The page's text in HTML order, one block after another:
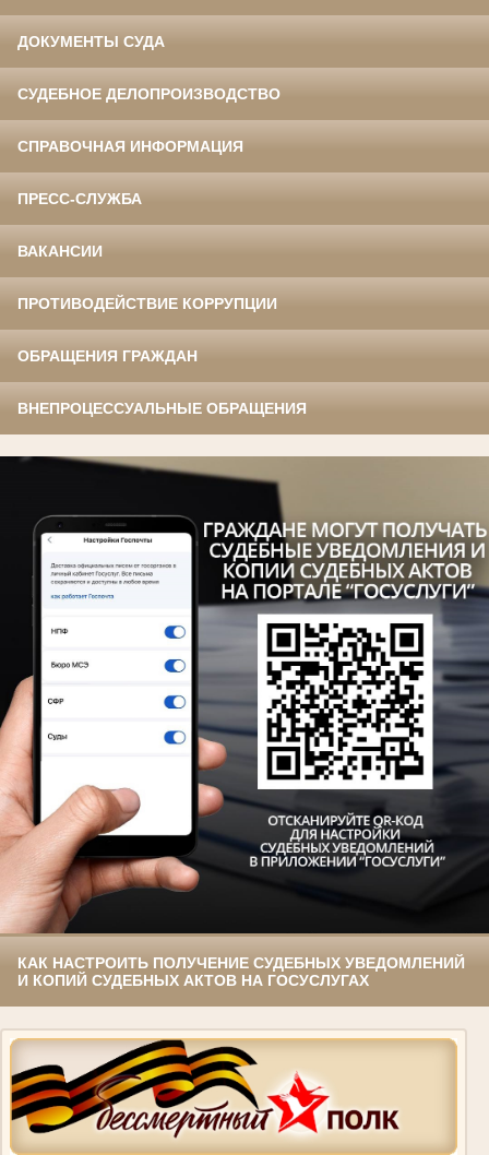
ДОКУМЕНТЫ СУДА
СУДЕБНОЕ ДЕЛОПРОИЗВОДСТВО
СПРАВОЧНАЯ ИНФОРМАЦИЯ
ПРЕСС-СЛУЖБА
ВАКАНСИИ
ПРОТИВОДЕЙСТВИЕ КОРРУПЦИИ
ОБРАЩЕНИЯ ГРАЖДАН
ВНЕПРОЦЕССУАЛЬНЫЕ ОБРАЩЕНИЯ
КАК НАСТРОИТЬ ПОЛУЧЕНИЕ СУДЕБНЫХ УВЕДОМЛЕНИЙ
И КОПИЙ СУДЕБНЫХ АКТОВ НА ГОСУСЛУГАХ